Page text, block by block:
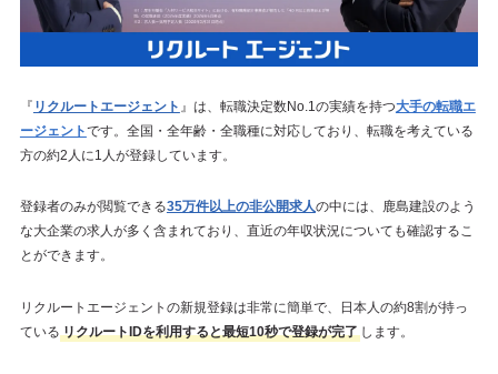
『 リクルートエージェント 』は、転職決定数No.1の実績を持つ大手の転職エ
ージェントです。全国・全年齢・全職種に対応しており、転職を考えている
方の約2人に1人が登録しています。
登録者のみが閲覧できる35万件以上の非公開求人の中には、鹿島建設のよう
な大企業の求人が多く含まれており、直近の年収状況についても確認するこ
とができます。
リクルートエージェントの新規登録は非常に簡単で、日本人の約8割が持っ
ている リクルートIDを利用すると最短10秒で登録が完了 します。